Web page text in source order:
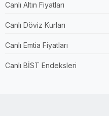
Canlı Altın Fiyatları
Canlı Döviz Kurları
Canlı Emtia Fiyatları
Canlı BİST Endeksleri